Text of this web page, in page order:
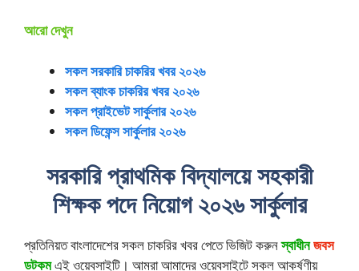
আরো দেখুন
সকল সরকারি চাকরির খবর ২০২৬
সকল ব্যাংক চাকরির খবর ২০২৬
সকল প্রাইভেট সার্কুলার ২০২৬
সকল ডিফেন্স সার্কুলার ২০২৬
সরকারি প্রাথমিক বিদ্যালয়ে সহকারী
শিক্ষক পদে নিয়োগ ২০২৬ সার্কুলার
প্রতিনিয়ত বাংলাদেশের সকল চাকরির খবর পেতে ভিজিট করুনস্বাধীনজবস
ডটকমএই ওয়েবসাইটি। আমরা আমাদের ওয়েবসাইটে সকল আকর্ষণীয়